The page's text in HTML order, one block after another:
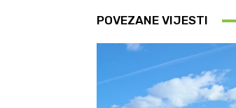
POVEZANE VIJESTI